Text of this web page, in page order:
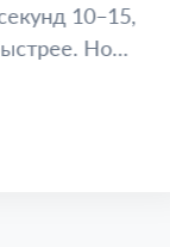
10–15,
Но